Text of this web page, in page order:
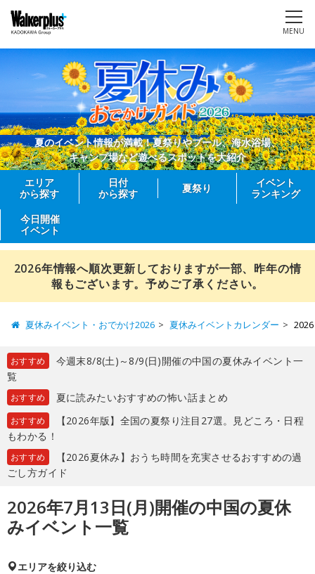
MENU
夏のイベント情報が満載！夏祭りやプール、海水浴場、
キャンプ場など遊べるスポットを大紹介
エリア
から探す
日付
から探す
夏祭り
イベント
ランキング
今日開催
イベント
2026年情報へ順次更新しておりますが一部、昨年の情
報もございます。予めご了承ください。
夏休みイベント・おでかけ2026 夏休みイベントカレンダー
おすすめ
今週末8/8(土)～8/9(日)開催の中国の夏休みイベント一
覧
おすすめ 夏に読みたいおすすめの怖い話まとめ
おすすめ
【2026年版】全国の夏祭り注目27選。見どころ・日程
もわかる！
おすすめ
【2026夏休み】おうち時間を充実させるおすすめの過
ごし方ガイド
2026年7月13日(月)開催の中国の夏休
みイベント一覧
エリアを絞り込む